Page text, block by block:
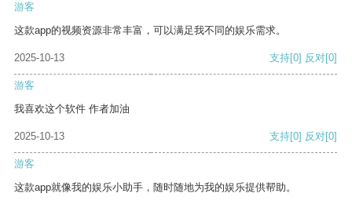
游客
这款app的视频资源非常丰富，可以满足我不同的娱乐需求。
2025-10-13 支持[0] 反对[0]
游客
我喜欢这个软件 作者加油
2025-10-13 支持[0] 反对[0]
游客
这款app就像我的娱乐小助手，随时随地为我的娱乐提供帮助。